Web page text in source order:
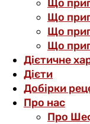
Що
Що
Що
Що
Дієтичне
Дієти
Добірки
Про нас
Про